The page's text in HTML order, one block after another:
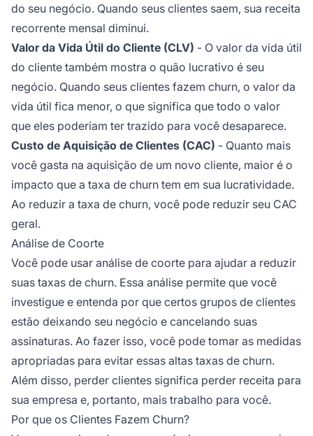
do seu negócio. Quando seus clientes saem, sua receita
recorrente mensal diminui.
Valor da Vida Útil do Cliente (CLV) - O valor da vida útil
do cliente também mostra o quão lucrativo é seu
negócio. Quando seus clientes fazem churn, o valor da
vida útil fica menor, o que significa que todo o valor
que eles poderiam ter trazido para você desaparece.
Custo de Aquisição de Clientes (CAC) - Quanto mais
você gasta na aquisição de um novo cliente, maior é o
impacto que a taxa de churn tem em sua lucratividade.
Ao reduzir a taxa de churn, você pode reduzir seu CAC
geral.
Análise de Coorte
Você pode usar análise de coorte para ajudar a reduzir
suas taxas de churn. Essa análise permite que você
investigue e entenda por que certos grupos de clientes
estão deixando seu negócio e cancelando suas
assinaturas. Ao fazer isso, você pode tomar as medidas
apropriadas para evitar essas altas taxas de churn.
Além disso, perder clientes significa perder receita para
sua empresa e, portanto, mais trabalho para você.
Por que os Clientes Fazem Churn?